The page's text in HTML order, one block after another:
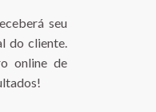
seu
do cliente.
online de